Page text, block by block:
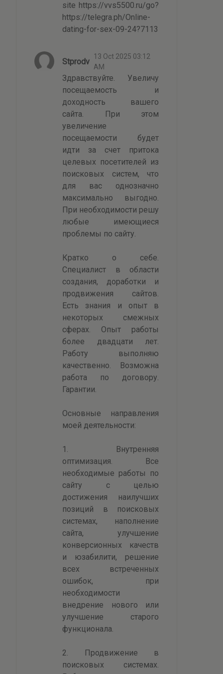
site https://vvs5500.ru/go?
https://telegra.ph/Online-
dating-for-sex-09-24?7113
Stprodv
13 Oct 2025 03:12
AM
Здравствуйте. Увеличу
посещаемость и
доходность вашего
сайта. При этом
увеличение
посещаемости будет
идти за счет притока
целевых посетителей из
поисковых систем, что
для вас однозначно
максимально выгодно.
При необходимости решу
любые имеющиеся
проблемы по сайту.
Кратко о себе.
Специалист в области
создания, доработки и
продвижения сайтов.
Есть знания и опыт в
некоторых смежных
сферах. Опыт работы
более двадцати лет.
Работу выполняю
качественно. Возможна
работа по договору.
Гарантии.
Основные направления
моей деятельности:
1. Внутренняя
оптимизация. Все
необходимые работы по
сайту с целью
достижения наилучших
позиций в поисковых
системах, наполнение
сайта, улучшение
конверсионных качеств
и юзабилити, решение
всех встреченных
ошибок, при
необходимости
внедрение нового или
улучшение старого
функционала.
2. Продвижение в
поисковых системах.